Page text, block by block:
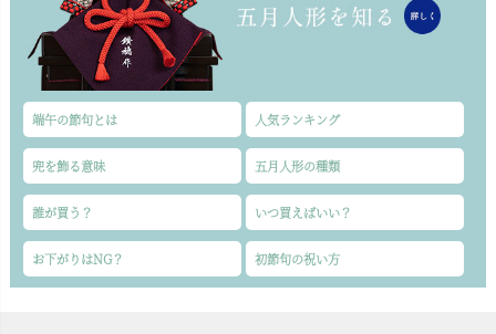
端午の節句とは 人気ランキング
兜を飾る意味 五月人形の種類
誰が買う？ いつ買えばいい？
お下がりはNG？ 初節句の祝い方